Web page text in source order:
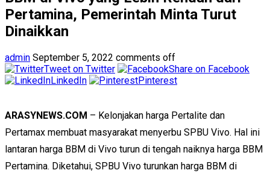
Pertamina, Pemerintah Minta Turut
Dinaikkan
admin September 5, 2022 comments off
Tweet on Twitter
Share on Facebook
LinkedIn
Pinterest
ARASYNEWS.COM – Kelonjakan harga Pertalite dan
Pertamax membuat masyarakat menyerbu SPBU Vivo. Hal ini
lantaran harga BBM di Vivo turun di tengah naiknya harga BBM
Pertamina. Diketahui, SPBU Vivo turunkan harga BBM di